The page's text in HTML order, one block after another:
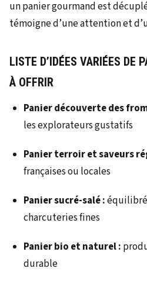
un panier gourmand est
témoigne d’une attention et
LISTE D’IDÉES VARIÉES DE
À OFFRIR
Panier découverte des
les explorateurs gustatifs
Panier terroir et saveurs
françaises ou locales
Panier sucré-salé :
charcuteries fines
Panier bio et naturel :
durable